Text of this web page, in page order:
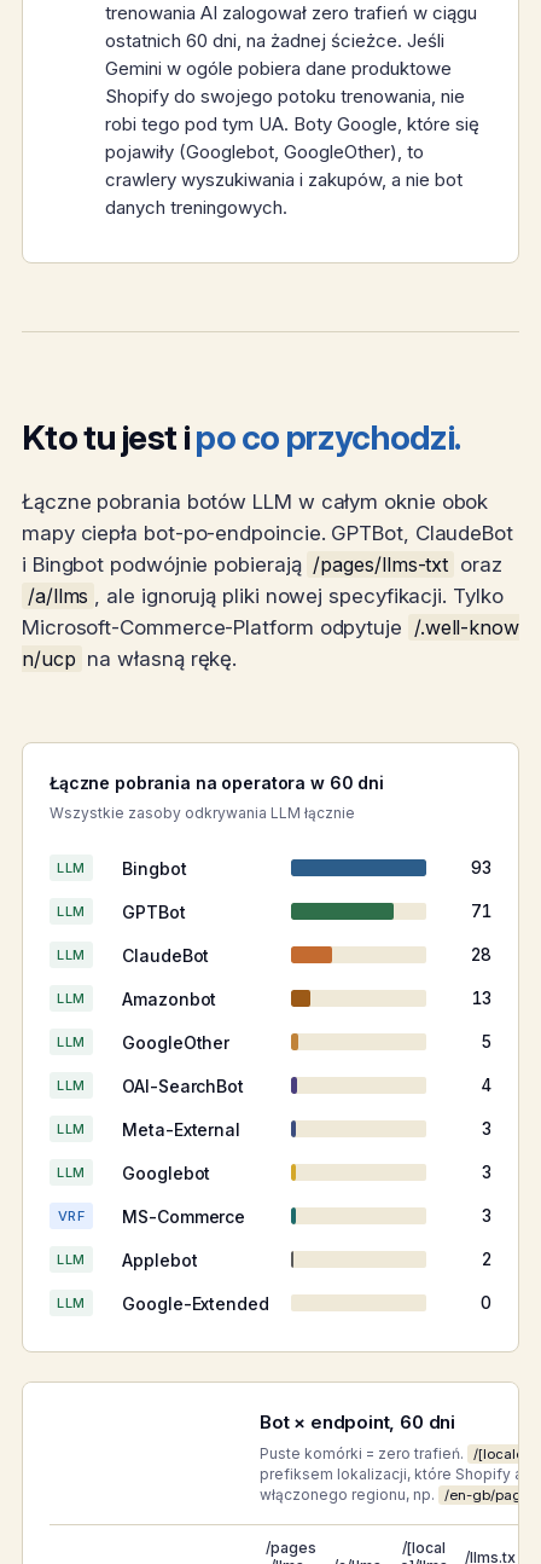
trenowania AI zalogował zero trafień w ciągu
ostatnich 60 dni, na żadnej ścieżce. Jeśli
Gemini w ogóle pobiera dane produktowe
Shopify do swojego potoku trenowania, nie
robi tego pod tym UA. Boty Google, które się
pojawiły (Googlebot, GoogleOther), to
crawlery wyszukiwania i zakupów, a nie bot
danych treningowych.
Kto tu jest ipo co przychodzi.
Łączne pobrania botów LLM w całym oknie obok
mapy ciepła bot-po-endpoincie. GPTBot, ClaudeBot
i Bingbot podwójnie pobierają /pages/llms-txt oraz
/a/llms , ale ignorują pliki nowej specyfikacji. Tylko
Microsoft-Commerce-Platform odpytuje /.well-know
n/ucp na własną rękę.
Łączne pobrania na operatora w 60 dni
Wszystkie zasoby odkrywania LLM łącznie
Bingbot
LLM 93
GPTBot
LLM 71
ClaudeBot
LLM 28
Amazonbot
LLM 13
GoogleOther
LLM 5
OAI-SearchBot
LLM 4
Meta-External
LLM 3
Googlebot
LLM 3
MS-Commerce
VRF 3
Applebot
LLM 2
Google-Extended
LLM 0
Bot × endpoint, 60 dni
Puste komórki = zero trafień. /[locale]/
prefiksem lokalizacji, które Shopify
włączonego regionu, np.
/en-gb/
/pages
/[local
/llms.tx